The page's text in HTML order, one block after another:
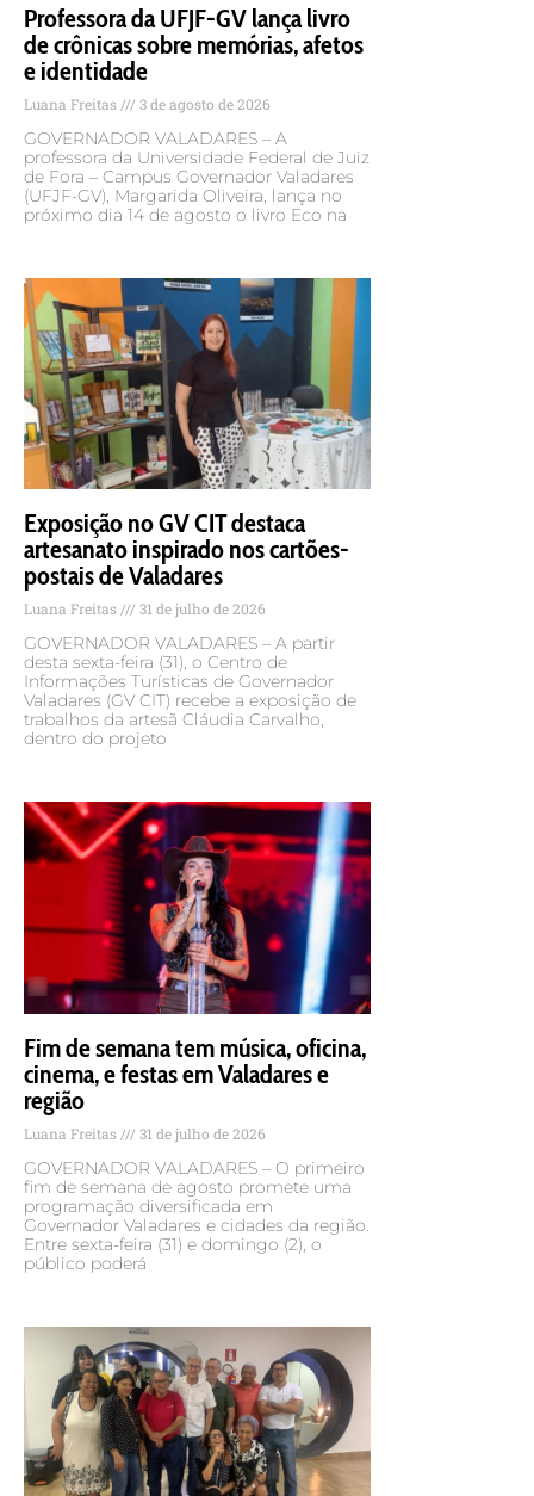
Professora da UFJF-GV lança livro
de crônicas sobre memórias, afetos
e identidade
Luana Freitas 3 de agosto de 2026
GOVERNADOR VALADARES – A
professora da Universidade Federal de Juiz
de Fora – Campus Governador Valadares
(UFJF-GV), Margarida Oliveira, lança no
próximo dia 14 de agosto o livro Eco na
Exposição no GV CIT destaca
artesanato inspirado nos cartões-
postais de Valadares
Luana Freitas 31 de julho de 2026
GOVERNADOR VALADARES – A partir
desta sexta-feira (31), o Centro de
Informações Turísticas de Governador
Valadares (GV CIT) recebe a exposição de
trabalhos da artesã Cláudia Carvalho,
dentro do projeto
Fim de semana tem música, oficina,
cinema, e festas em Valadares e
região
Luana Freitas 31 de julho de 2026
GOVERNADOR VALADARES – O primeiro
fim de semana de agosto promete uma
programação diversificada em
Governador Valadares e cidades da região.
Entre sexta-feira (31) e domingo (2), o
público poderá